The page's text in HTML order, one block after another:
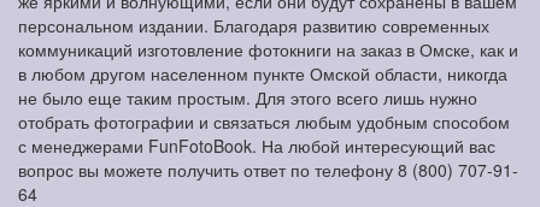
персональном издании. Благодаря развитию современных
коммуникаций изготовление фотокниги на заказ в Омске, как и
в любом другом населенном пункте Омской области, никогда
не было еще таким простым. Для этого всего лишь нужно
отобрать фотографии и связаться любым удобным способом
с менеджерами FunFotoBook. На любой интересующий вас
вопрос вы можете получить ответ по телефону 8 (800) 707-91-
64